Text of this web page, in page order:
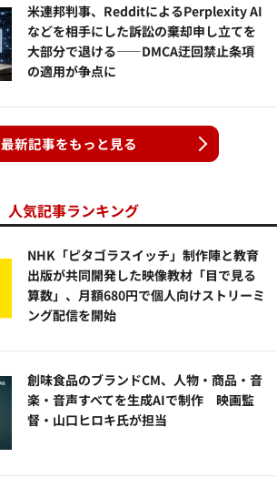
米連邦判事、RedditによるPerplexity AI
などを相手にした訴訟の棄却申し立てを
大部分で退ける——DMCA迂回禁止条項
の適用が争点に
最新記事をもっと見る
人気記事ランキング
NHK「ピタゴラスイッチ」制作陣と教育
出版が共同開発した映像教材「目で見る
算数」、月額680円で個人向けストリーミ
ング配信を開始
創味食品のブランドCM、人物・商品・音
楽・音声すべてを生成AIで制作 映画監
督・山口ヒロキ氏が担当